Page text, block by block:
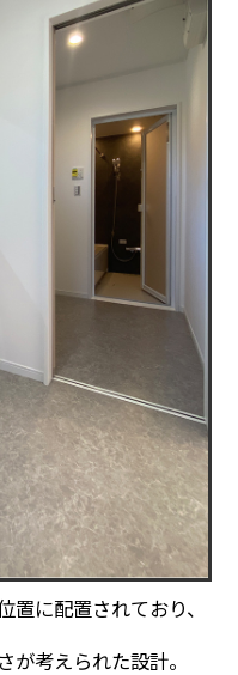
置に配置されており、
が考えられた設計。